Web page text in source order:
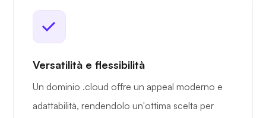
Versatilità e flessibilità
Un dominio .cloud offre un appeal moderno e
adattabilità, rendendolo un'ottima scelta per